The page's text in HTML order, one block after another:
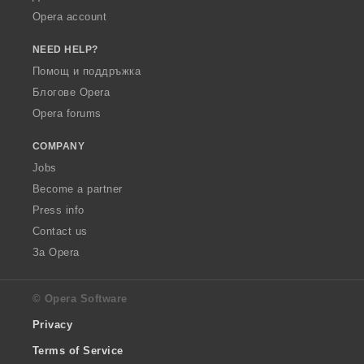
Opera account
NEED HELP?
Помощ и поддръжка
Блогове Opera
Opera forums
COMPANY
Jobs
Become a partner
Press info
Contact us
За Opera
© Opera Software
Privacy
Terms of Service